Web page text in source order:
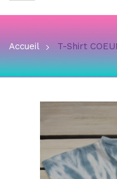
Accueil T-Shirt